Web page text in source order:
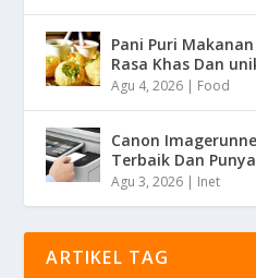
Pani Puri
Rasa Khas Dan
Agu 4, 2026 | Food
Canon
Terbaik Dan
Agu 3, 2026 | Inet
ARTIKEL TAG